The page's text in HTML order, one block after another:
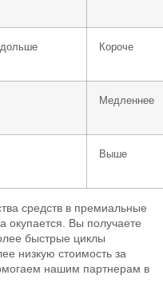
Короче
Медленнее
Выше
средств в премиальные
окупается. Вы получаете
быстрые циклы
низкую стоимость за
нашим партнерам в